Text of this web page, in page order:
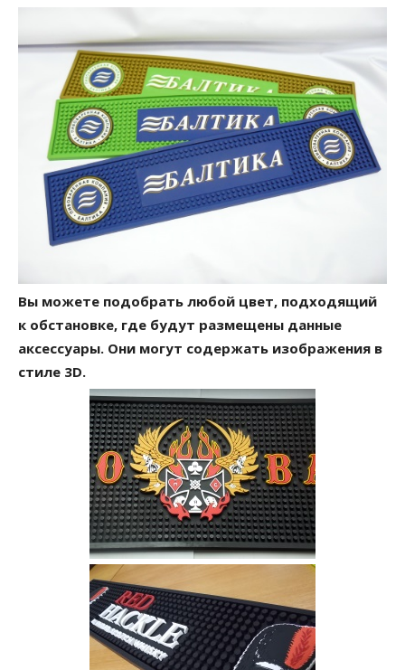
Вы можете подобрать любой цвет, подходящий
к обстановке, где будут размещены данные
аксессуары. Они могут содержать изображения в
стиле 3D.